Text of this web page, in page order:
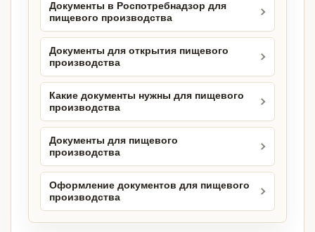
Документы в Роспотребнадзор для
пищевого производства
Документы для открытия пищевого
производства
Какие документы нужны для пищевого
производства
Документы для пищевого
производства
Оформление документов для пищевого
производства